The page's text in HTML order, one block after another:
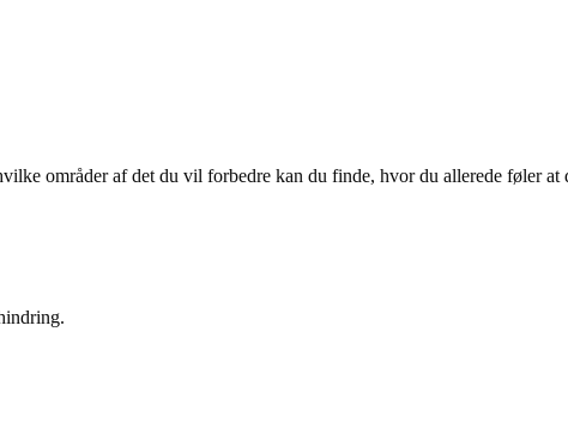
områder af det du vil forbedre kan du finde, hvor du allerede føler at